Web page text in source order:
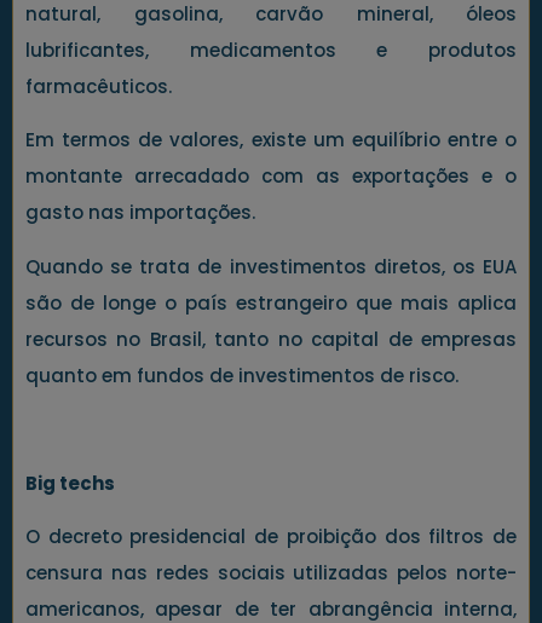
natural, gasolina, carvão mineral, óleos
lubrificantes, medicamentos e produtos
farmacêuticos.
Em termos de valores, existe um equilíbrio entre o
montante arrecadado com as exportações e o
gasto nas importações.
Quando se trata de investimentos diretos, os EUA
são de longe o país estrangeiro que mais aplica
recursos no Brasil, tanto no capital de empresas
quanto em fundos de investimentos de risco.
Big techs
O decreto presidencial de proibição dos filtros de
censura nas redes sociais utilizadas pelos norte-
americanos, apesar de ter abrangência interna,